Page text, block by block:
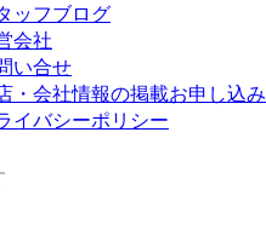
ッフブログ
会社
い合せ
・会社情報の掲載お申し込み
イバシーポリシー